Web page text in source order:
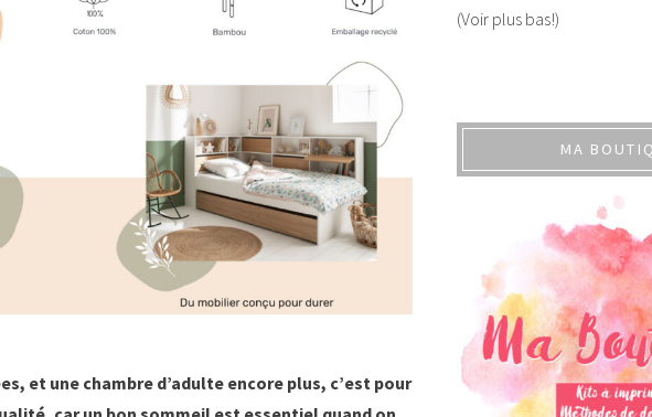
et une chambre d’adulte encore plus, c’est pour
(Voir plus bas!)
MA